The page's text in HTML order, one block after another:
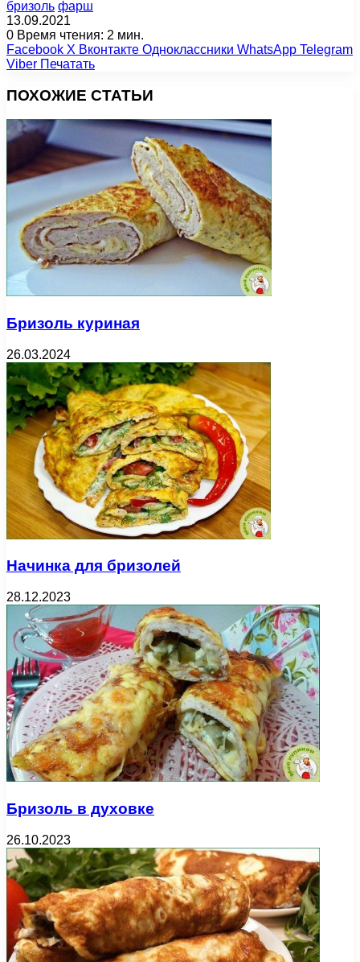
бризоль фарш
13.09.2021
0 Время чтения: 2 мин.
Facebook X Вконтакте Одноклассники WhatsApp Telegram
Viber Печатать
ПОХОЖИЕ СТАТЬИ
Бризоль куриная
26.03.2024
Начинка для бризолей
28.12.2023
Бризоль в духовке
26.10.2023